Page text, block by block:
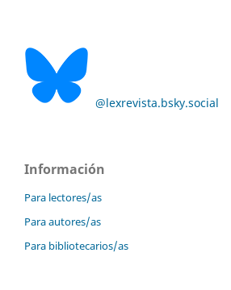
@lexrevista.bsky.social
Información
Para lectores/as
Para autores/as
Para bibliotecarios/as